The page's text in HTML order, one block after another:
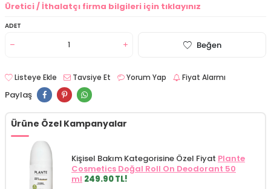
Üretici / İthalatçı firma bilgileri için tıklayınız
ADET
Beğen
Listeye Ekle Tavsiye Et Yorum Yap Fiyat Alarmı
Paylaş
Ürüne Özel Kampanyalar
Kişisel Bakım Kategorisine Özel Fiyat Plante
Cosmetics Doğal Roll On Deodorant 50
ml 249.90 TL!